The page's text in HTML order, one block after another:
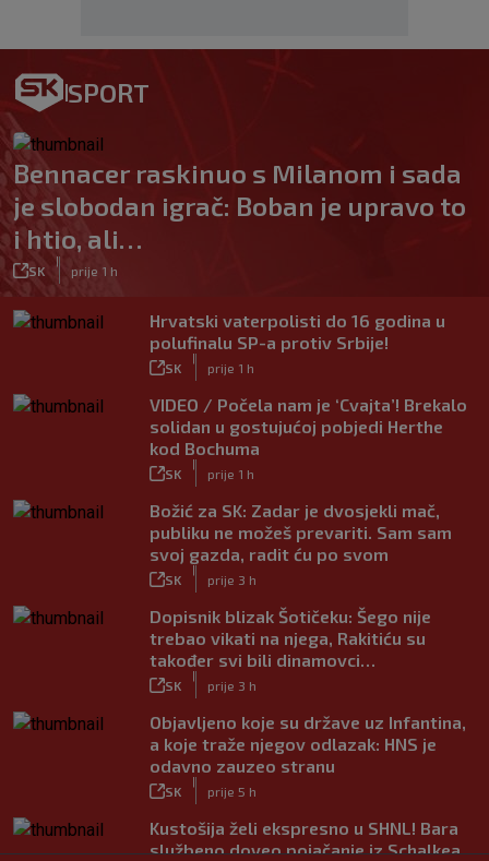
SPORT
Bennacer raskinuo s Milanom i sada
je slobodan igrač: Boban je upravo to
i htio, ali…
SK prije 1 h
Hrvatski vaterpolisti do 16 godina u
polufinalu SP-a protiv Srbije!
SK prije 1 h
VIDEO / Počela nam je ‘Cvajta’! Brekalo
solidan u gostujućoj pobjedi Herthe
kod Bochuma
SK prije 1 h
Božić za SK: Zadar je dvosjekli mač,
publiku ne možeš prevariti. Sam sam
svoj gazda, radit ću po svom
SK prije 3 h
Dopisnik blizak Šotičeku: Šego nije
trebao vikati na njega, Rakitiću su
također svi bili dinamovci…
SK prije 3 h
Objavljeno koje su države uz Infantina,
a koje traže njegov odlazak: HNS je
odavno zauzeo stranu
SK prije 5 h
Kustošija želi ekspresno u SHNL! Bara
službeno doveo pojačanje iz Schalkea